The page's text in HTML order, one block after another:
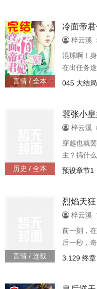
惹我妻？
子殿下这
火符，把
狂笑：“做
言情 / 全本
冷面帝
梓云溪
混球啊！
在出任务
的是，阴
天，竟对
笑，痛苦
好好教训
后的首席
045 大结局
历史 / 全本
嚣张小
梓云溪
穿越也就
主？搞什
你们见识
预设章节1
言情 / 连载
烈焰天
梓云溪
前一刻，
后一秒，
大小姐身
3.129 终章